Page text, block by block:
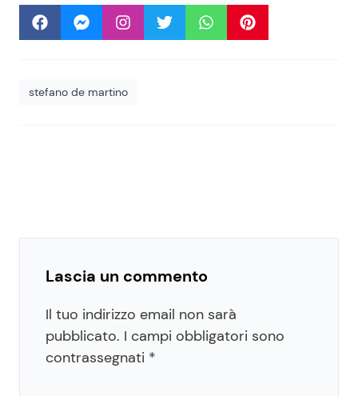
stefano de martino
Lascia un commento
Il tuo indirizzo email non sarà
pubblicato. I campi obbligatori sono
contrassegnati *